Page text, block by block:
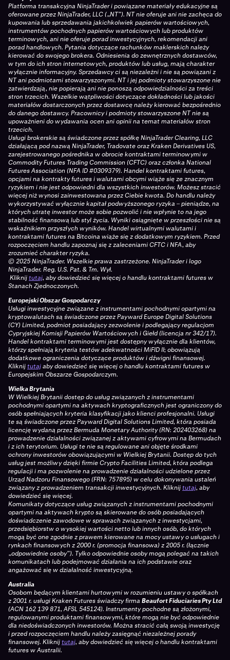
Platforma transakcyjna NinjaTrader i powiązane materiały edukacyjne są
oferowane przez NinjaTrader, LLC („NT”). NT nie oferuje ani nie zachęca do
kupowania lub sprzedawania jakichkolwiek papierów wartościowych,
instrumentów pochodnych papierów wartościowych lub produktów
terminowych, ani nie oferuje porad inwestycyjnych, rekomendacji ani
porad handlowych. Pytania dotyczące rachunków maklerskich należy
kierować do swojego brokera. Odniesienia do zewnętrznych dostawców,
w tym do ich stron internetowych, produktów lub usług, mają charakter
wyłącznie informacyjny. Sprzedawcy ci są niezależni i nie są powiązani z
NT ani podmiotami stowarzyszonymi. NT i jej podmioty stowarzyszone nie
zatwierdzają, nie popierają ani nie ponoszą odpowiedzialności za treści
stron trzecich. Wszelkie wątpliwości dotyczące dokładności lub jakości
materiałów dostarczonych przez dostawcę należy kierować bezpośrednio
do danego dostawcy. Pracownicy i podmioty stowarzyszone NT nie są
upoważnieni do wydawania ocen ani opinii na temat materiałów stron
trzecich.
Usługi brokerskie są świadczone przez spółkę NinjaTrader Clearing, LLC
działającą pod nazwą NinjaTrader, Tradovate oraz Kraken Derivatives US,
zarejestrowanego pośrednika w obrocie kontraktami terminowymi w
Commodity Futures Trading Commission (CFTC) oraz członka National
Futures Association (NFA ID #0309379). Handel kontraktami futures,
opcjami na kontrakty futures i walutami obcymi wiąże się ze znacznym
ryzykiem i nie jest odpowiedni dla wszystkich inwestorów. Możesz stracić
więcej niż wynosi zainwestowana przez Ciebie kwota. Do handlu należy
wykorzystywać wyłącznie kapitał podwyższonego ryzyka – pieniądze, na
których utratę inwestor może sobie pozwolić i nie wpłynie to na jego
stabilność finansową lub styl życia. Wyniki osiągnięte w przeszłości nie są
wskaźnikiem przyszłych wyników. Handel wirtualnymi walutami i
kontraktami futures na Bitcoina wiąże się z dodatkowym ryzykiem. Przed
rozpoczęciem handlu zapoznaj się z zaleceniami CFTC i NFA, aby
zrozumieć charakter ryzyka.
© 2025 NinjaTrader. Wszelkie prawa zastrzeżone. NinjaTrader i logo
NinjaTrader. Reg. U.S. Pat. & Tm. Wył.
Kliknijtutaj, aby dowiedzieć się więcej o handlu kontraktami futures w
Stanach Zjednoczonych.
Europejski Obszar Gospodarczy
Usługi inwestycyjne związane z instrumentami pochodnymi opartymi na
kryptowalutach są świadczone przez Payward Europe Digital Solutions
(CY) Limited, podmiot posiadający zezwolenie i podlegający regulacjom
Cypryjskiej Komisji Papierów Wartościowych i Giełd (licencja nr 342/17).
Handel kontraktami terminowymi jest dostępny wyłącznie dla klientów,
którzy spełniają kryteria testów adekwatności MiFID II; obowiązują
dodatkowe ograniczenia dotyczące produktów i dźwigni finansowej.
Kliknijtutajaby dowiedzieć się więcej o handlu kontraktami futures w
Europejskim Obszarze Gospodarczym.
Wielka Brytania
W Wielkiej Brytanii dostęp do usług związanych z instrumentami
pochodnymi opartymi na aktywach kryptograficznych jest ograniczony do
osób spełniających kryteria klasyfikacji jako klienci profesjonalni. Usługi
te są świadczone przez Payward Digital Solutions Limited, która posiada
licencję wydaną przez Bermuda Monetary Authority (RN: 202403268) na
prowadzenie działalności związanej z aktywami cyfrowymi na Bermudach
i z ich terytorium. Usługi te nie są regulowane ani objęte środkami
ochrony inwestorów obowiązującymi w Wielkiej Brytanii. Dostęp do tych
usług jest możliwy dzięki firmie Crypto Facilities Limited, która podlega
regulacji i ma pozwolenie na prowadzenie działalności udzielone przez
Urząd Nadzoru Finansowego (FRN: 757895) w celu dokonywania ustaleń
związany z prowadzeniem transakcji inwestycyjnych. Kliknijtutaj, aby
dowiedzieć się więcej.
Komunikaty dotyczące usług związanych z instrumentami pochodnymi
opartymi na aktywach krypto są skierowane do osób posiadających
doświadczenie zawodowe w sprawach związanych z inwestycjami,
przedsiębiorstw o wysokiej wartości netto lub innych osób, do których
mogą być one zgodnie z prawem kierowane na mocy ustawy o usługach i
rynkach finansowych z 2000 r. (promocja finansowa) z 2005 r. (łącznie
„odpowiednie osoby”). Tylko odpowiednie osoby mogą polegać na takich
komunikatach lub podejmować działania na ich podstawie oraz
angażować się w działalność inwestycyjną.
Australia
Osobom będącym klientami hurtowymi w rozumieniu ustawy o spółkach
z 2001 r. usługi Kraken Futures świadczy firma Beaufort Fiduciaries Pty Ltd
(ACN 162 139 871, AFSL 545124). Instrumenty pochodne są złożonymi,
regulowanymi produktami finansowymi, które mogą nie być odpowiednie
dla niedoświadczonych inwestorów. Można stracić całą swoją inwestycję
i przed rozpoczęciem handlu należy zasięgnąć niezależnej porady
finansowej. Kliknijtutaj, aby dowiedzieć się więcej o handlu kontraktami
futures w Australii.